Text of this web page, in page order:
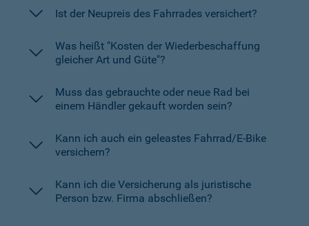
Ist der Neupreis des Fahrrades versichert?
Was heißt "Kosten der Wiederbeschaffung
gleicher Art und Güte"?
Muss das gebrauchte oder neue Rad bei
einem Händler gekauft worden sein?
Kann ich auch ein geleastes Fahrrad/E-Bike
versichern?
Kann ich die Versicherung als juristische
Person bzw. Firma abschließen?